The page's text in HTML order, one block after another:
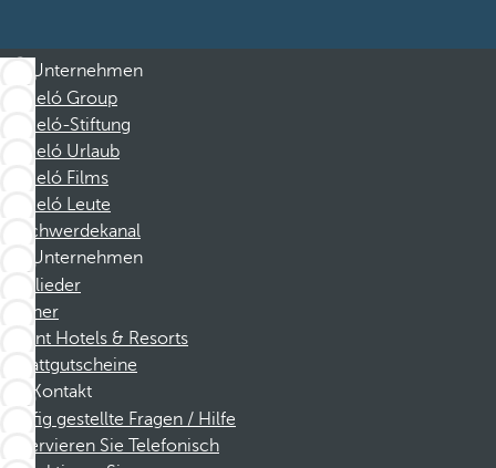
Unternehmen
Barceló Group
Barceló-Stiftung
Barceló Urlaub
Barceló Films
Barceló Leute
Beschwerdekanal
Unternehmen
Mitglieder
Partner
Dorint Hotels & Resorts
Rabattgutscheine
Kontakt
Häufig gestellte Fragen / Hilfe
Reservieren Sie Telefonisch